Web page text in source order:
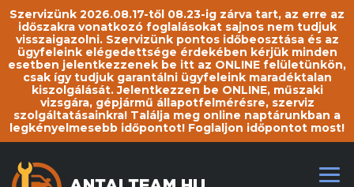
Szervizünk 2026.08.17-től 08.23-ig zárva tart, az erre az
időszakra vonatkozó foglalásokat sajnos nem tudjuk
visszaigazolni. Szervizünk pontos időbeosztása és az
ügyfeleink elégedettsége érdekében kérjük minden
esetben jelentkezzenek be itt az ONLINE felületünkön,
csak így tudjuk garantálni ügyfeleink maradéktalan
kiszolgálását. Jelentkezzen be ONLINE, műszaki
vizsgára, gépjármű állapotfelmérésre, szerviz
szolgáltatásainkra! Találja meg online naptárunkban a
legkényelmesebb időpontot! Foglaljon időpontot most!